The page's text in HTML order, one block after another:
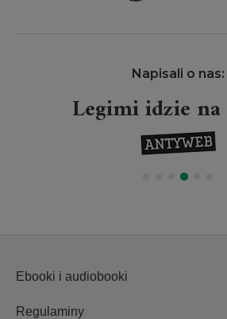
Napisali o nas:
Legimi idzie na
Ebooki i audiobooki
Regulaminy